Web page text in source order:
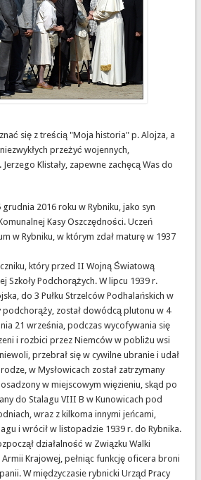
się z treścią "Moja historia" p. Alojza, a
przeżyć wojennych,
Klistały, zapewne zachęcą Was do
grudnia 2016 roku w Rybniku, jako syn
Kasy Oszczędności. Uczeń
w Rybniku, w którym zdał maturę w 1937
który przed II Wojną Światową
Szkoły Podchorążych. W lipcu 1939 r.
do 3 Pułku Strzelców Podhalańskich w
podchorąży, został dowódcą plutonu w 4
21 września, podczas wycofywania się
i rozbici przez Niemców w pobliżu wsi
przebrał się w cywilne ubranie i udał
w Mysłowicach został zatrzymany
w miejscowym więzieniu, skąd po
do Stalagu VIII B w Kunowicach pod
wraz z kilkoma innymi jeńcami,
i wrócił w listopadzie 1939 r. do Rybnika.
działalność w Związku Walki
Krajowej, pełniąc funkcję oficera broni
W międzyczasie rybnicki Urząd Pracy